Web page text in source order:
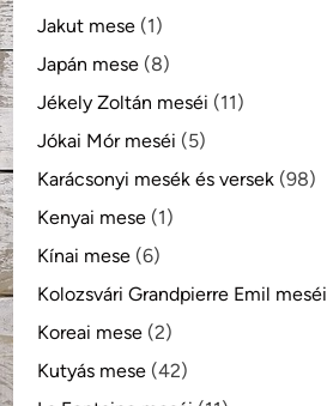
Jakut mese (1)
Japán mese (8)
Jékely Zoltán meséi (11)
Jókai Mór meséi (5)
Karácsonyi mesék és versek (98)
Kenyai mese (1)
Kínai mese (6)
Kolozsvári Grandpierre Emil meséi
Koreai mese (2)
Kutyás mese (42)